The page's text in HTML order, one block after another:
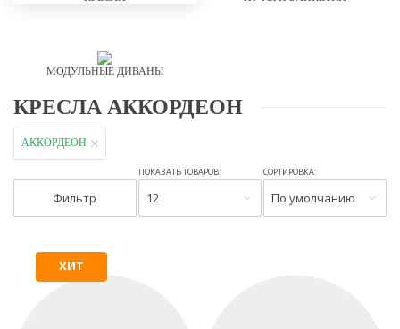
МОДУЛЬНЫЕ ДИВАНЫ
КРЕСЛА АККОРДЕОН
АККОРДЕОН
Фильтр
ПОКАЗАТЬ ТОВАРОВ:
12
СОРТИРОВКА:
По умолчанию
ХИТ